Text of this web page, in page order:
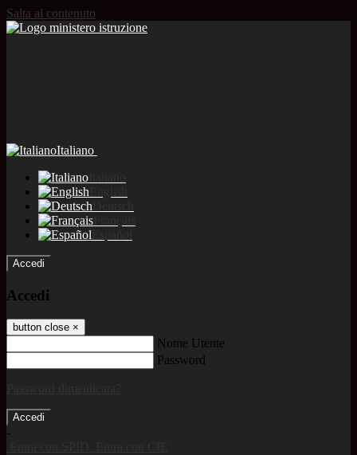
Salta al contenuto
Italiano
Accedi
Accedi
button close ×
Nome Utente
Password
-